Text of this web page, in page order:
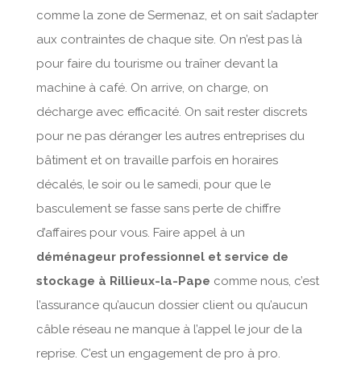
comme la zone de Sermenaz, et on sait s’adapter
aux contraintes de chaque site. On n’est pas là
pour faire du tourisme ou traîner devant la
machine à café. On arrive, on charge, on
décharge avec efficacité. On sait rester discrets
pour ne pas déranger les autres entreprises du
bâtiment et on travaille parfois en horaires
décalés, le soir ou le samedi, pour que le
basculement se fasse sans perte de chiffre
d’affaires pour vous. Faire appel à un
déménageur professionnel et service de
stockage à Rillieux-la-Pape comme nous, c’est
l’assurance qu’aucun dossier client ou qu’aucun
câble réseau ne manque à l’appel le jour de la
reprise. C’est un engagement de pro à pro.